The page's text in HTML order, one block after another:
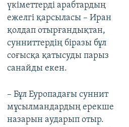
үкіметтерді арабтардың
ежелгі қарсыласы – Иран
қолдап отырғандықтан,
сунниттердің біразы бұл
соғысқа қатысуды парыз
санайды екен.
– Бұл Еуропадағы суннит
мұсылмандардың ерекше
назарын аударып отыр.